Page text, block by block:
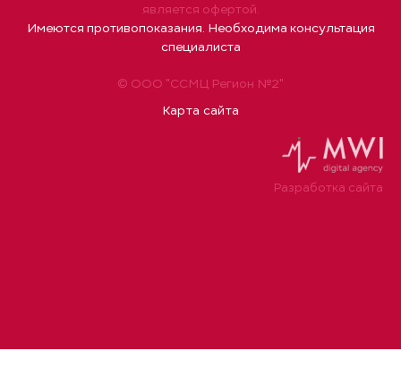
© ООО "ССМЦ Регион №2"
Карта сайта
является офертой.
Имеются противопоказания. Необходима консультация
специалиста
Разработка сайта